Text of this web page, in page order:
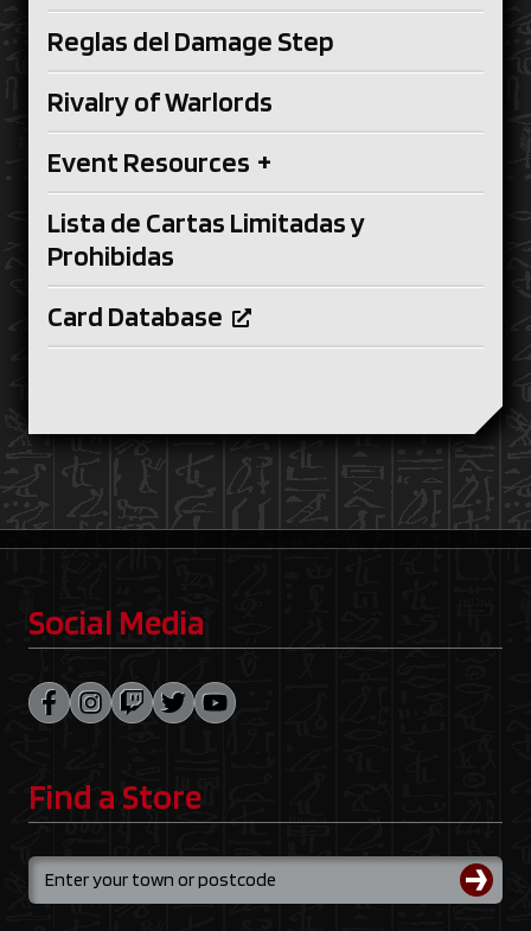
Reglas del Damage Step
Rivalry of Warlords
Event Resources +
Lista de Cartas Limitadas y
Prohibidas
Card Database
Social Media
Find a Store